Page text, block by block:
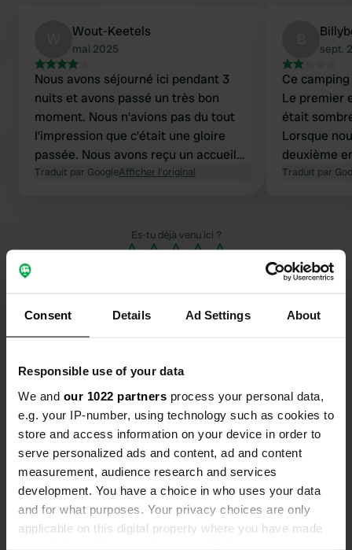
Consent Details Ad Settings About
Responsible use of your data
We and our 1022 partners process your personal data,
e.g. your IP-number, using technology such as cookies to
store and access information on your device in order to
serve personalized ads and content, ad and content
measurement, audience research and services
development. You have a choice in who uses your data
and for what purposes. Your privacy choices are only
applicable on this digital property where you have made
Wout-Keetels
mai 2025
Nous avons séjourné ici pendant 3
nuits et avons passé un très bon
moment. Nous n’avions pas du tout
l’impression que c’était une gloire
passée. Nous avons reçu un accueil
super sympa. le bâtiment des
Traduit par GoogleAfficher l'original
sept.
Ce
Le premier
était
Lorsque
deuxième
été
comprend
toilettes
un toit en
pas un
Traduit par
Es-tu déjà venu ici ?
Emplacement
Route des Repingons 67A
74140, Messery, France
Copie
Coordonnées
46° 20' 36" N 6° 17' 7" E
46.3432894 6.2854032
Copie